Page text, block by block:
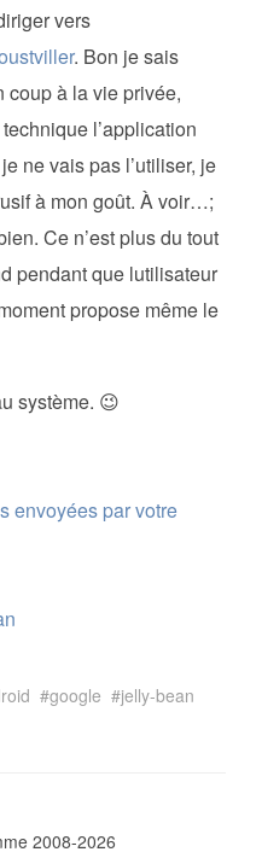
vers
. Bon je sais
coup à la vie privée,
l’application
ne vais pas l’utiliser, je
à mon goût. À voir…;
Ce n’est plus du tout
pendant que lutilisateur
propose même le
système. 😉
envoyées par votre
google jelly-bean
2008-2026